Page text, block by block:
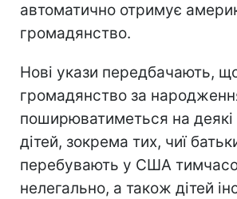
автоматично отримує
громадянство.
Нові укази передбачають,
громадянство за
поширюватиметься на деякі
дітей, зокрема тих, чиї
перебувають у США
нелегально, а також дітей